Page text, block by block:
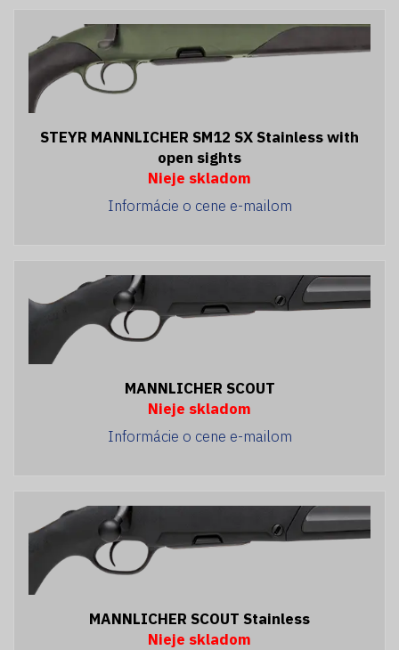
STEYR MANNLICHER SM12 SX Stainless with
open sights
Nieje skladom
Informácie o cene e-mailom
MANNLICHER SCOUT
Nieje skladom
Informácie o cene e-mailom
MANNLICHER SCOUT Stainless
Nieje skladom